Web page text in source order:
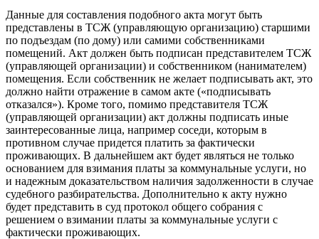
Данные для составления подобного акта могут быть
представлены в ТСЖ (управляющую организацию) старшими
по подъездам (по дому) или самими собственниками
помещений. Акт должен быть подписан представителем ТСЖ
(управляющей организации) и собственником (нанимателем)
помещения. Если собственник не желает подписывать акт, это
должно найти отражение в самом акте («подписывать
отказался»). Кроме того, помимо представителя ТСЖ
(управляющей организации) акт должны подписать иные
заинтересованные лица, например соседи, которым в
противном случае придется платить за фактически
проживающих. В дальнейшем акт будет являться не только
основанием для взимания платы за коммунальные услуги, но
и надежным доказательством наличия задолженности в случае
судебного разбирательства. Дополнительно к акту нужно
будет представить в суд протокол общего собрания с
решением о взимании платы за коммунальные услуги с
фактически проживающих.